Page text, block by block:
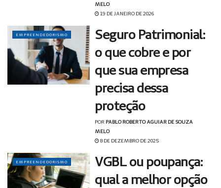
MELO
19 DE JANEIRO DE 2026
EMPREENDEDORISMO
Seguro Patrimonial:
o que cobre e por
que sua empresa
precisa dessa
proteção
POR PABLO ROBERTO AGUIAR DE SOUZA
MELO
8 DE DEZEMBRO DE 2025
EMPREENDEDORISMO
VGBL ou poupança:
qual a melhor opção